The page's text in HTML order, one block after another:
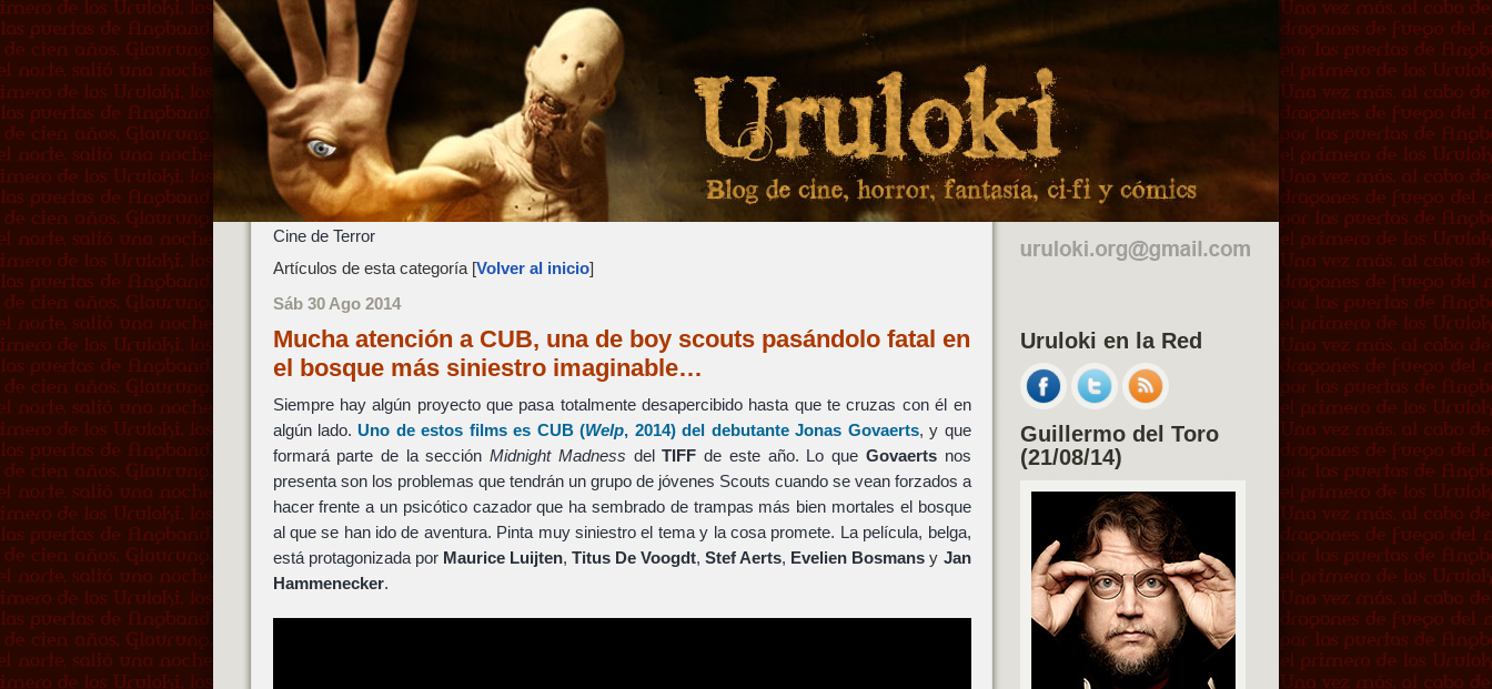
Cine de Terror
Artículos de esta categoría [Volver al inicio]
Sáb 30 Ago 2014
Mucha atención a CUB, una de boy scouts pasándolo fatal en
el bosque más siniestro imaginable…
Siempre hay algún proyecto que pasa totalmente desapercibido hasta que te cruzas con él en
algún lado. Uno de estos films es CUB(Welp, 2014) del debutanteJonas Govaerts, y que
formará parte de la secciónMidnight Madness delTIFF de este año. Lo que Govaertsnos
presenta son los problemas que tendrán un grupo de jóvenes Scouts cuando se vean forzados a
hacer frente a un psicótico cazador que ha sembrado de trampas más bien mortales el bosque
al que se han ido de aventura. Pinta muy siniestro el tema y la cosa promete. La película, belga,
está protagonizada por Maurice Luijten, Titus De Voogdt,Stef Aerts, Evelien Bosmans y Jan
Hammenecker.
Uruloki en la Red
Guillermo del Toro
(21/08/14)